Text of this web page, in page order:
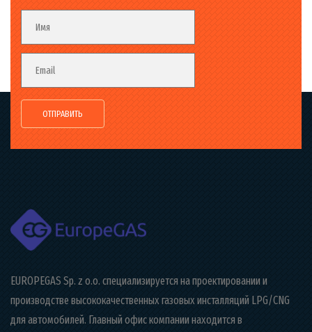
Fieldset
Имя
Email
EUROPEGAS Sp. z o.o. специализируется на проектировании и
производстве высококачественных газовых инсталляций LPG/CNG
для автомобилей. Главный офис компании находится в